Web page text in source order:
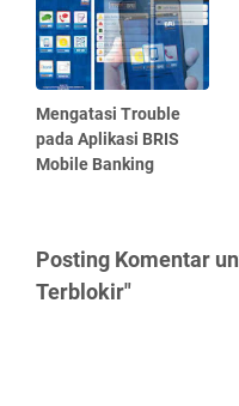
Mengatasi Trouble
pada Aplikasi BRIS
Mobile Banking
Posting Komentar
Terblokir"